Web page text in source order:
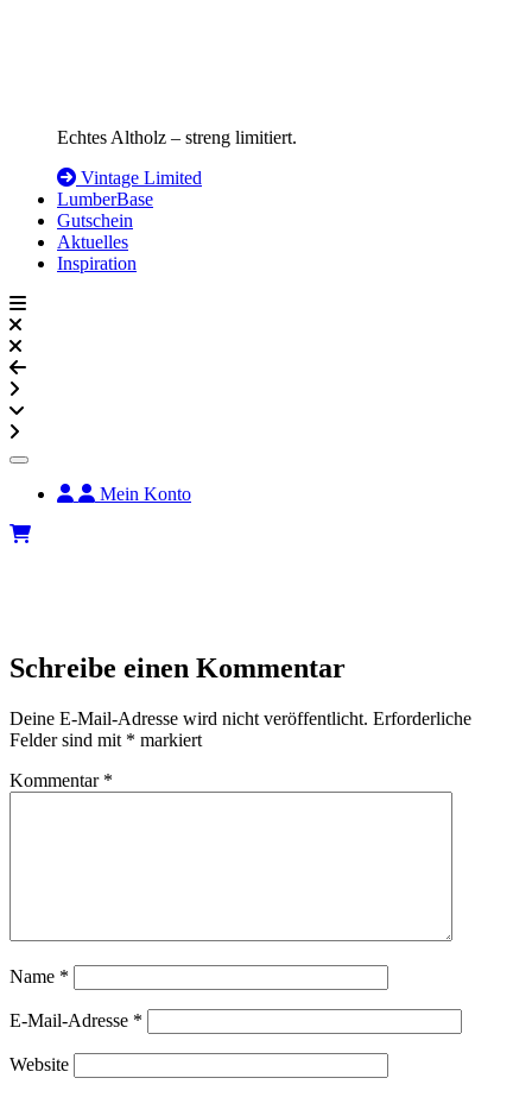
Echtes Altholz – streng limitiert.
Vintage Limited
LumberBase
Gutschein
Aktuelles
Inspiration
Mein Konto
Schreibe einen Kommentar
Deine E-Mail-Adresse wird nicht veröffentlicht. Erforderliche
Felder sind mit * markiert
Kommentar *
Name *
E-Mail-Adresse *
Website